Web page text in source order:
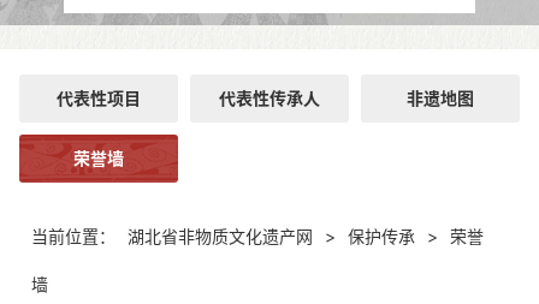
代表性项目 代表性传承人 非遗地图
荣誉墙
当前位置： 湖北省非物质文化遗产网 > 保护传承 > 荣誉
墙